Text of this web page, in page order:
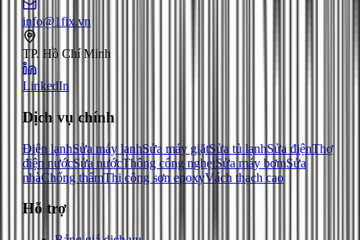
info@1fix.vn
TP. Hồ Chí Minh
LinkedIn
Dịch vụ chính
Điện lạnhSửa máy lạnhSửa máy giặtSửa tủ lạnhSửa điệnThợ
điện nướcSửa nướcThông cống nghẹtSửa máy bơmSửa
nhàChống thấmThi công sơn epoxyVách thạch cao
Hỗ trợ